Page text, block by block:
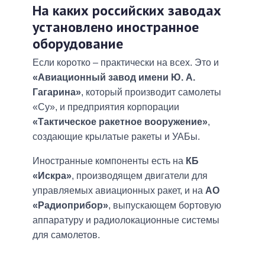
На каких российских заводах
установлено иностранное
оборудование
Если коротко – практически на всех. Это и
«Авиационный завод имени Ю. А.
Гагарина», который производит самолеты
«Су», и предприятия корпорации
«Тактическое ракетное вооружение»,
создающие крылатые ракеты и УАБы.
Иностранные компоненты есть на КБ
«Искра», производящем двигатели для
управляемых авиационных ракет, и на АО
«Радиоприбор», выпускающем бортовую
аппаратуру и радиолокационные системы
для самолетов.